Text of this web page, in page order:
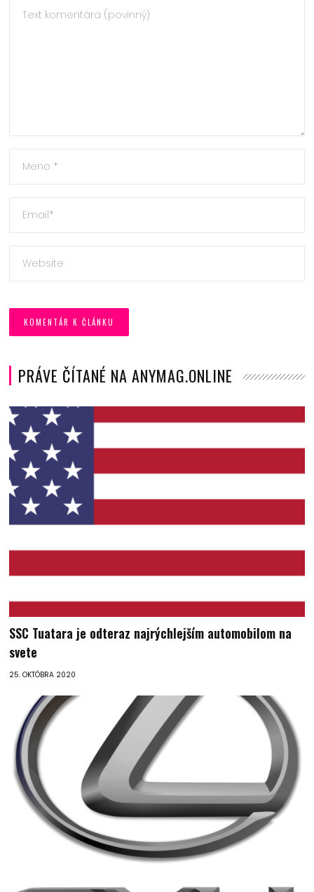
PRÁVE ČÍTANÉ NA ANYMAG.ONLINE
SSC Tuatara je odteraz najrýchlejším automobilom na
svete
25. OKTÓBRA 2020